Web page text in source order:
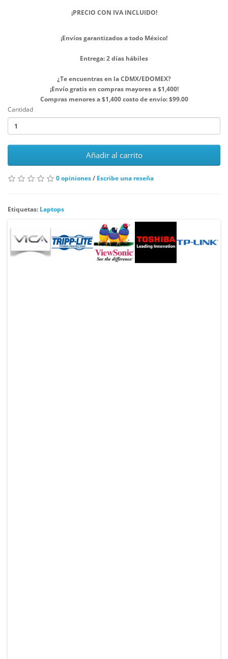
¡PRECIO CON IVA INCLUIDO!
¡Envíos garantizados a todo México!
Entrega: 2 días hábiles
¿Te encuentras en la CDMX/EDOMEX?
¡Envío gratis en compras mayores a $1,400!
Compras menores a $1,400 costo de envío: $99.00
Cantidad
Añadir al carrito
0 opiniones/ Escribe una reseña
Etiquetas: Laptops